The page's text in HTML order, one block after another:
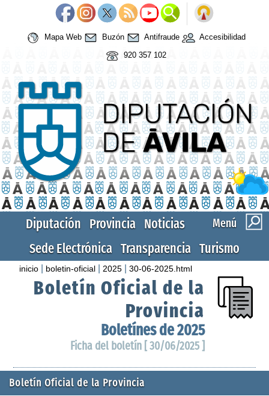
Mapa Web Buzón Antifraude
Accesibilidad
920 357 102
Menú
Diputación Provincia Noticias
Sede Electrónica Transparencia Turismo
inicio boletin-oficial 2025 |30-06-2025.html
Boletín Oficial de la
Provincia
Boletínes de 2025
Ficha del boletín [ 30/06/2025 ]
Boletín Oficial de la Provincia